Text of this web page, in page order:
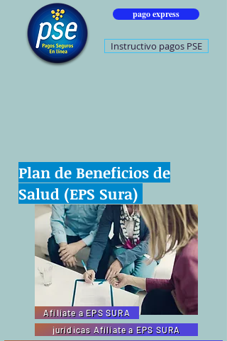
pago express
Instructivo pagos PSE
Plan de Beneficios de
Salud (EPS Sura)
Afíliate a EPS SURA
jurídicas Afíliate a EPS SURA